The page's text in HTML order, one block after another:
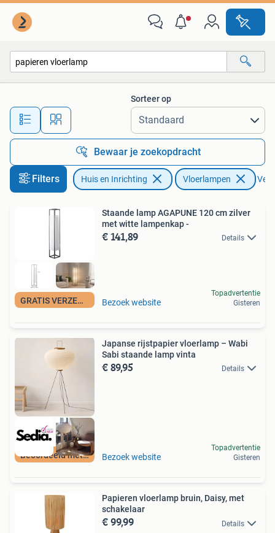
Alle afstanden…
Sorteer op
Bewaar je zoekopdracht
Filters Huis en Inrichting Vloerlampen
GRATIS VERZENDING
Staande lamp AGAPUNE 120 cm zilver
met witte lampenkap -
€ 141,89 Details
Bezoek website
Topadvertentie
Gisteren
Beoordeeld met 9+
Japanse rijstpapier vloerlamp – Wabi
Sabi staande lamp vinta
€ 89,95 Details
Bezoek website
Topadvertentie
Gisteren
Papieren vloerlamp bruin, Daisy, met
schakelaar
€ 99,99 Details